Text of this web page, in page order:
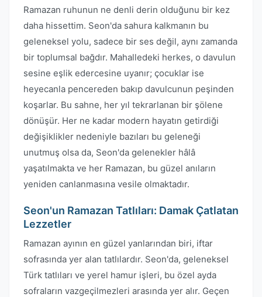
Ramazan ruhunun ne denli derin olduğunu bir kez
daha hissettim. Seon'da sahura kalkmanın bu
geleneksel yolu, sadece bir ses değil, aynı zamanda
bir toplumsal bağdır. Mahalledeki herkes, o davulun
sesine eşlik edercesine uyanır; çocuklar ise
heyecanla pencereden bakıp davulcunun peşinden
koşarlar. Bu sahne, her yıl tekrarlanan bir şölene
dönüşür. Her ne kadar modern hayatın getirdiği
değişiklikler nedeniyle bazıları bu geleneği
unutmuş olsa da, Seon'da gelenekler hâlâ
yaşatılmakta ve her Ramazan, bu güzel anıların
yeniden canlanmasına vesile olmaktadır.
Seon'un Ramazan Tatlıları: Damak Çatlatan
Lezzetler
Ramazan ayının en güzel yanlarından biri, iftar
sofrasında yer alan tatlılardır. Seon'da, geleneksel
Türk tatlıları ve yerel hamur işleri, bu özel ayda
sofraların vazgeçilmezleri arasında yer alır. Geçen